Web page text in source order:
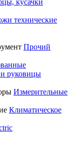
кусачки
технические
Прочий
и руковицы
Измерительные
Климатическое